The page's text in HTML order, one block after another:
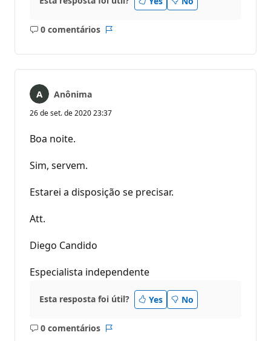
0 comentários
Sem
Anônima
26 de set. de 2020 23:37
Boa noite.
Sim, servem.
Estarei a disposição se precisar.
Att.
Diego Candido
Especialista independente
Esta resposta foi útil? Yes No
0 comentários
Sem